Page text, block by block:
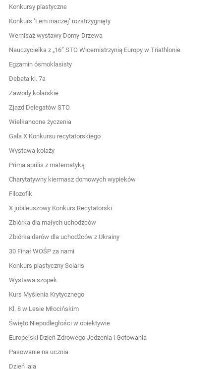
Konkursy plastyczne
Konkurs ''Lem inaczej'' rozstrzygnięty
Wernisaż wystawy Domy-Drzewa
Nauczycielka z „16” STO Wicemistrzynią Europy w Triathlonie
Egzamin ósmoklasisty
Debata kl. 7a
Zawody kolarskie
Zjazd Delegatów STO
Wielkanocne życzenia
Gala X Konkursu recytatorskiego
Wystawa kolaży
Prima aprilis z matematyką
Charytatywny kiermasz domowych wypieków
Filozofik
X jubileuszowy Konkurs Recytatorski
Zbiórka dla małych uchodźców
Zbiórka darów dla uchodźców z Ukrainy
30 Finał WOŚP za nami
Konkurs plastyczny Solaris
Wystawa szopek
Kurs Myślenia Krytycznego
Kl. 8 w Lesie Młocińskim
Święto Niepodległości w obiektywie
Europejski Dzień Zdrowego Jedzenia i Gotowania
Pasowanie na ucznia
Dzień jaja